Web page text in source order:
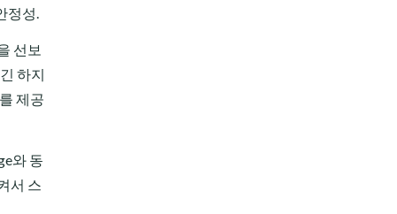
정성.
선보
하지
제공
와 동
서 스